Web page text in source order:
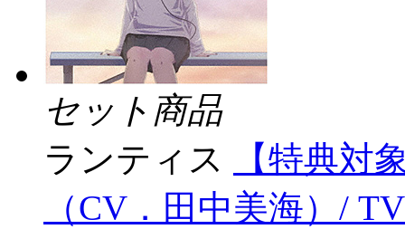
セット商品
ランティス
【特典対
（CV．田中美海）/